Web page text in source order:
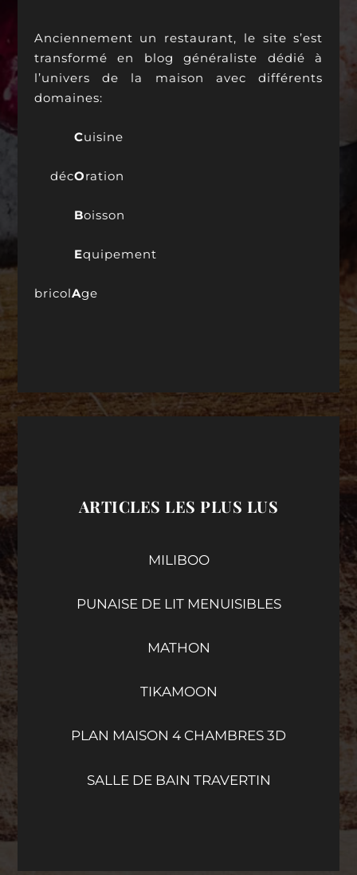
Anciennement un restaurant, le site s’est
transformé en blog généraliste dédié à
l’univers de la maison avec différents
domaines:
Cuisine
décOration
Boisson
Equipement
bricolAge
ARTICLES LES PLUS LUS
MILIBOO
PUNAISE DE LIT MENUISIBLES
MATHON
TIKAMOON
PLAN MAISON 4 CHAMBRES 3D
SALLE DE BAIN TRAVERTIN